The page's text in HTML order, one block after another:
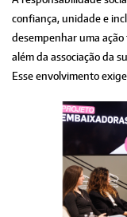
confiança, unidade e
desempenhar uma
além da associação da
Esse envolvimento